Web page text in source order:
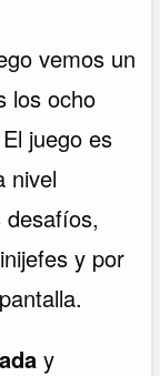
vemos un
los ocho
juego es
nivel
y por
y